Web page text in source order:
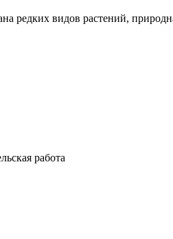
редких видов растений,
работа